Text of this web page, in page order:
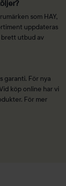
som HAY,
uppdateras
utbud av
garanti. För nya
köp online har vi
För mer